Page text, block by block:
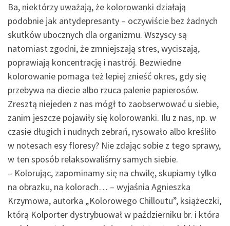
Ba, niektórzy uważają, że kolorowanki działają
podobnie jak antydepresanty – oczywiście bez żadnych
skutków ubocznych dla organizmu. Wszyscy są
natomiast zgodni, że zmniejszają stres, wyciszają,
poprawiają koncentrację i nastrój. Bezwiedne
kolorowanie pomaga też lepiej znieść okres, gdy się
przebywa na diecie albo rzuca palenie papierosów.
Zresztą niejeden z nas mógł to zaobserwować u siebie,
zanim jeszcze pojawiły się kolorowanki. Ilu z nas, np. w
czasie długich i nudnych zebrań, rysowało albo kreśliło
w notesach esy floresy? Nie zdając sobie z tego sprawy,
w ten sposób relaksowaliśmy samych siebie.
– Kolorując, zapominamy się na chwilę, skupiamy tylko
na obrazku, na kolorach… – wyjaśnia Agnieszka
Krzymowa, autorka „Kolorowego Chilloutu”, książeczki,
którą Kolporter dystrybuował w październiku br. i która